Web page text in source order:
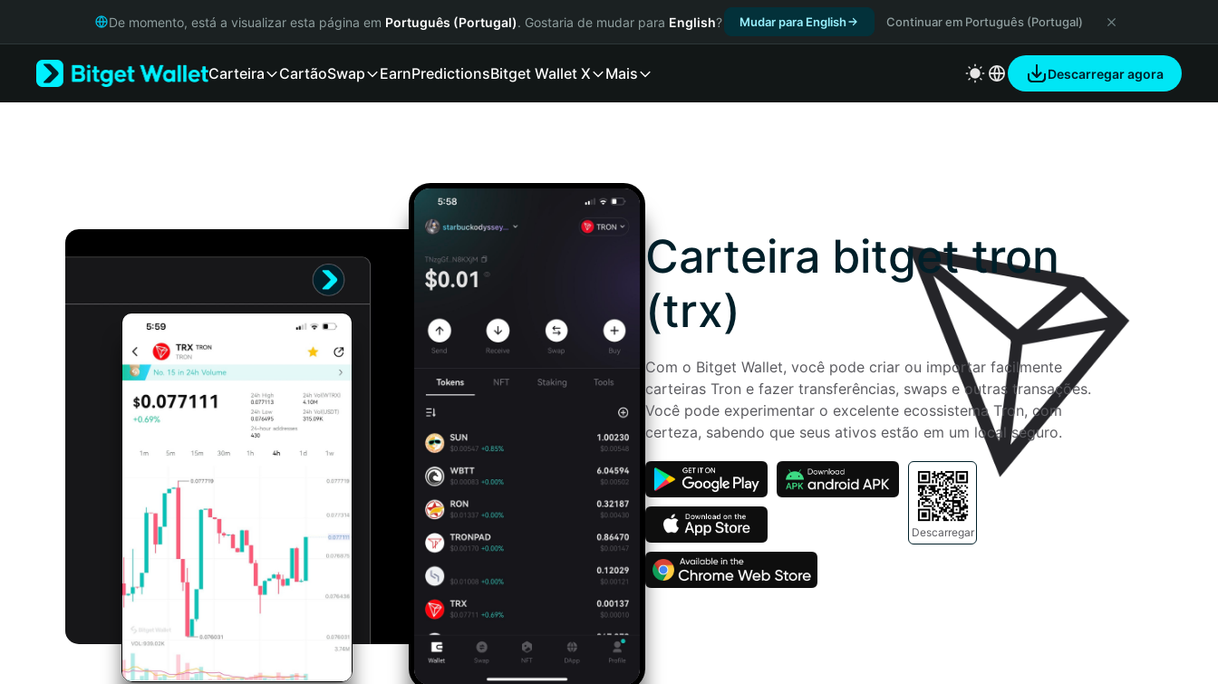
Русский
Español (Argentina)
De momento, está a visualizar esta página em Português (Portugal). Gostaria de mudar para English? Mudar para English Continuar em Português (Portugal)
Carteira CartãoSwap EarnPredictionsBitget Wallet X Mais Descarregar agora
Carteira bitget tron ​​
(trx)
Com o Bitget Wallet, você pode criar ou importar facilmente
carteiras Tron e fazer transferências, swaps e outras transações.
Você pode experimentar o excelente ecossistema Tron, com
certeza, sabendo que seus ativos estão em um local seguro.
Descarregar